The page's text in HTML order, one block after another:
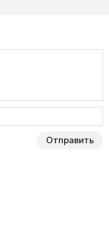
Отправить